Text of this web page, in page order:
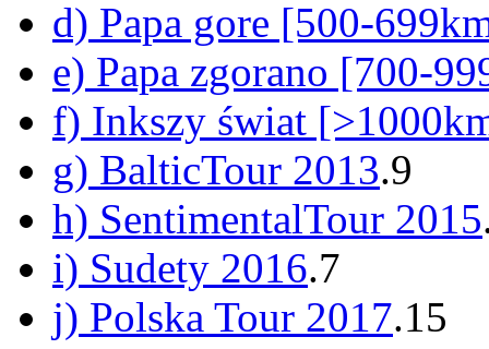
d) Papa gore [500-
e) Papa zgorano [700-
f) Inkszy świat
g) BalticTour 2013.9
h) SentimentalTour 2015
i) Sudety 2016.7
j) Polska Tour 2017.15